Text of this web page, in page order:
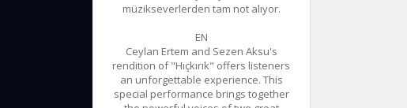
müzikseverlerden tam not alıyor.
EN
Ceylan Ertem and Sezen Aksu's
rendition of "Hıçkırık" offers listeners
an unforgettable experience. This
special performance brings together